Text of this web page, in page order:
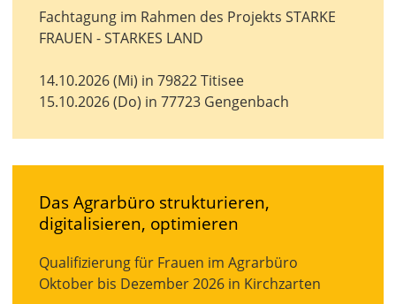
Fachtagung im Rahmen des Projekts STARKE
FRAUEN - STARKES LAND
14.10.2026 (Mi) in 79822 Titisee
15.10.2026 (Do) in 77723 Gengenbach
Das Agrarbüro strukturieren,
digitalisieren, optimieren
Qualifizierung für Frauen im Agrarbüro
Oktober bis Dezember 2026 in Kirchzarten